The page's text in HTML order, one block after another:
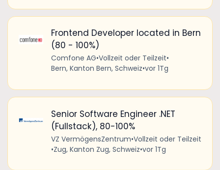
Frontend Developer located in Bern
(80 - 100%)
Comfone AG•Vollzeit oder Teilzeit•
Bern, Kanton Bern, Schweiz•vor 1Tg
Senior Software Engineer .NET
(Fullstack), 80-100%
VZ VermögensZentrum•Vollzeit oder Teilzeit
•Zug, Kanton Zug, Schweiz•vor 1Tg